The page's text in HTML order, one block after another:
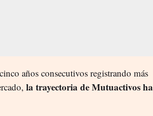
años consecutivos registrando más
la trayectoria de Mutuactivos ha